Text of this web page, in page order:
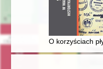
O korzyściach